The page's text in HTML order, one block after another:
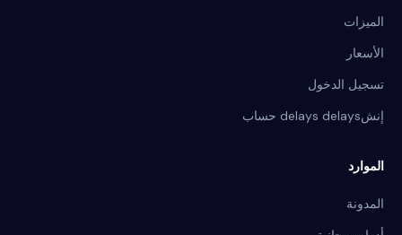
الميزات
الأسعار
تسجيل الدخول
إنشdelays delays حساب
الموارد
المدونة